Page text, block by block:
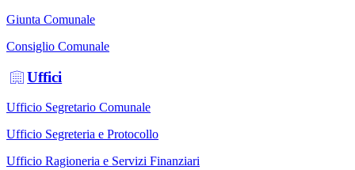
Giunta Comunale
Consiglio Comunale
Uffici
Ufficio Segretario Comunale
Ufficio Segreteria e Protocollo
Ufficio Ragioneria e Servizi Finanziari